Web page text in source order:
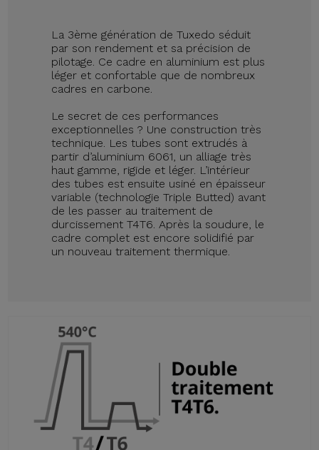
La 3ème génération de Tuxedo séduit
par son rendement et sa précision de
pilotage. Ce cadre en aluminium est plus
léger et confortable que de nombreux
cadres en carbone.
Le secret de ces performances
exceptionnelles ? Une construction très
technique. Les tubes sont extrudés à
partir d’aluminium 6061, un alliage très
haut gamme, rigide et léger. L’intérieur
des tubes est ensuite usiné en épaisseur
variable (technologie Triple Butted) avant
de les passer au traitement de
durcissement T4T6. Après la soudure, le
cadre complet est encore solidifié par
un nouveau traitement thermique.